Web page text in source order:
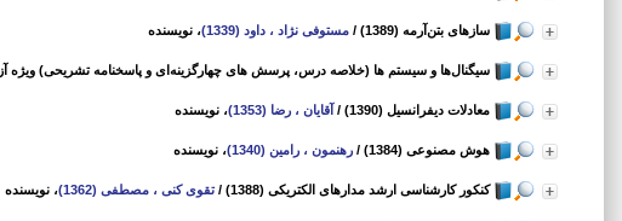
سازهای بتن‌آرمه (1389) / مستوفی ‌نژاد ، داود (1339) ، نویسنده
سیگنال‌‌ها و سیستم ‌ها (خلاصه درس‌، پرسش های چهارگزینه‌ای و پاسخنامه تشریحی‌) ویژه
معادلات دیفرانسیل (1390) / آقایان ، رضا (1353) ، نویسنده
هوش مصنوعی (1384) / رهنمون ، رامین (1340) ، نویسنده
کنکور کارشناسی ارشد مدارهای الکتریکی (1388) /تقوی کنی ، مصطفی (1362) ، نویسنده